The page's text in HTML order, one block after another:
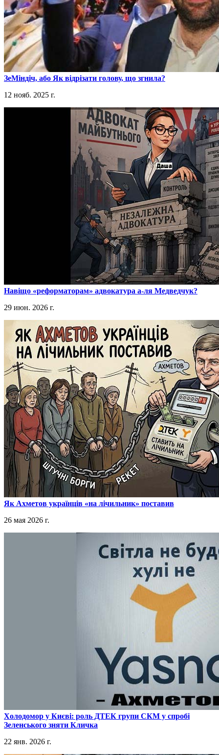
​ЗеМіндіч, або Як відрізати голову, що згнила?
12 нояб. 2025 г.
​Навіщо «реформаторам» адвокатура а-ля Медведчук?
29 июн. 2026 г.
​Як Ахметов українців «на лічильник» поставив
26 мая 2026 г.
​Холодомор у Києві: роль ДТЕК групи СКМ у спробі
Зеленського зняти Кличка
22 янв. 2026 г.